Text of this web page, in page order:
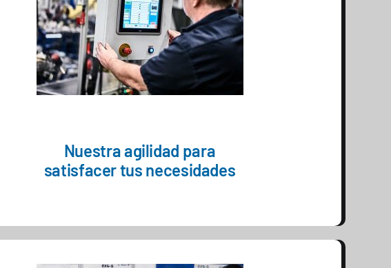
Nuestra agilidad para
satisfacer tus necesidades